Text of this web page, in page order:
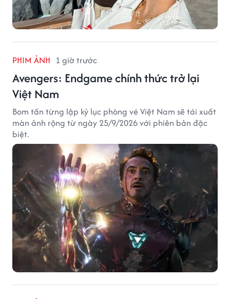
PHIM ẢNH 1 giờ trước
Avengers: Endgame chính thức trở lại
Việt Nam
Bom tấn từng lập kỷ lục phòng vé Việt Nam sẽ tái xuất
màn ảnh rộng từ ngày 25/9/2026 với phiên bản đặc
biệt.